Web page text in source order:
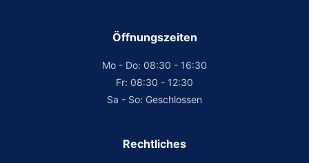
Öffnungszeiten
Mo - Do: 08:30 - 16:30
Fr: 08:30 - 12:30
Sa - So: Geschlossen
Rechtliches